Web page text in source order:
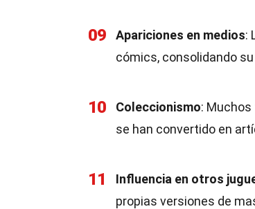
09 Apariciones en medios:
cómics, consolidando
10 Coleccionismo:
se han convertido en
11 Influencia en otros
propias versiones de